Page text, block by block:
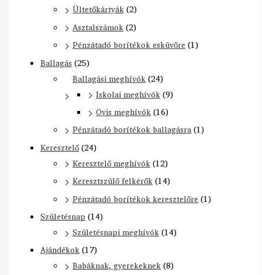
Ültetőkártyák(2)
Asztalszámok(2)
Pénzátadó borítékok esküvőre (1)
Ballagás (25)
Ballagási meghívók(24)
Iskolai meghívók(9)
Ovis meghívók(16)
Pénzátadó borítékok ballagásra(1)
Keresztelő(24)
Keresztelő meghívók(12)
Keresztszülő felkérők(14)
Pénzátadó borítékok keresztelőre (1)
Születésnap (14)
Születésnapi meghívók(14)
Ajándékok(17)
Babáknak, gyerekeknek(8)